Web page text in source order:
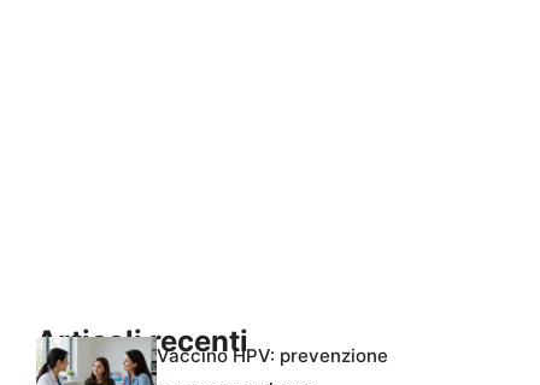
Articoli recentiVaccino HPV: prevenzione